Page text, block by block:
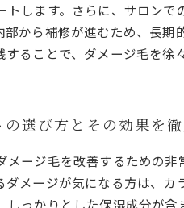
トします。さらに、サロン
部から補修が進むため、長
ることで、ダメージ毛を徐
選び方とその効果を
ージ毛を改善するための
ダメージが気になる方は、
しっかりとした保湿成分が